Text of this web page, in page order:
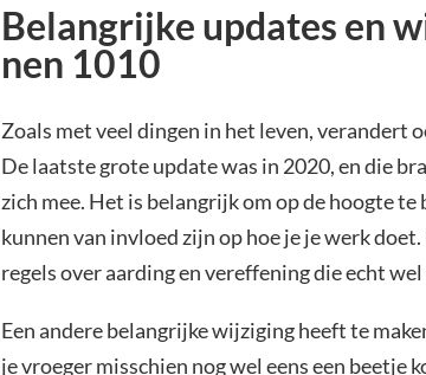
Belangrijke updates en
nen 1010
Zoals met veel dingen in het leven, verandert
De laatste grote update was in 2020, en die
zich mee. Het is belangrijk om op de hoogte
kunnen van invloed zijn op hoe je je werk
regels over aarding en vereffening die echt
Een andere belangrijke wijziging heeft te
je vroeger misschien nog wel eens een beetje